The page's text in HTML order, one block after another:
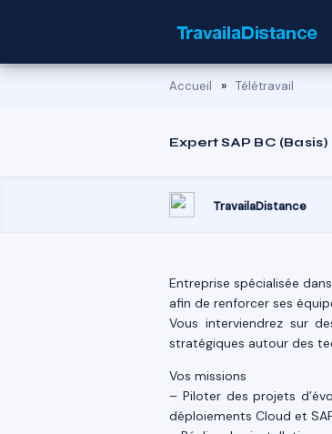
Accueil » Télétravail
Expert SAP BC (Basis)
TravailaDistance
Entreprise spécialisée
afin de renforcer ses
Vous interviendrez sur
stratégiques autour des
Vos missions
– Piloter des projets
déploiements Cloud et SAP